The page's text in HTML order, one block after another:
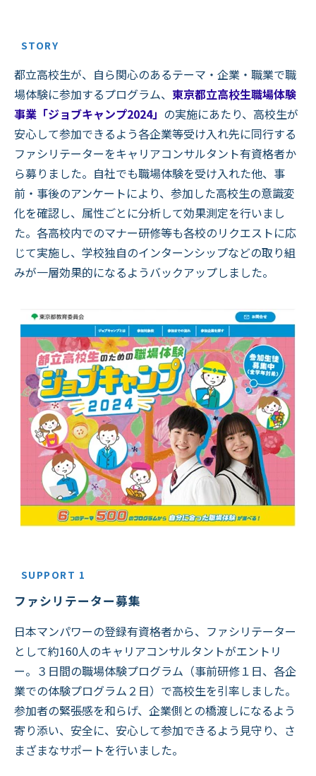
STORY
都立高校生が、自ら関心のあるテーマ・企業・職業で職
場体験に参加するプログラム、 東京都立高校生職場体験
事業「ジョブキャンプ2024」 の実施にあたり、高校生が
安心して参加できるよう各企業等受け入れ先に同行する
ファシリテーターをキャリアコンサルタント有資格者か
ら募りました。自社でも職場体験を受け入れた他、事
前・事後のアンケートにより、参加した高校生の意識変
化を確認し、属性ごとに分析して効果測定を行いまし
た。各高校内でのマナー研修等も各校のリクエストに応
じて実施し、学校独自のインターンシップなどの取り組
みが一層効果的になるようバックアップしました。
SUPPORT 1
ファシリテーター募集
日本マンパワーの登録有資格者から、ファシリテーター
として約160人のキャリアコンサルタントがエントリ
ー。３日間の職場体験プログラム（事前研修１日、各企
業での体験プログラム２日）で高校生を引率しました。
参加者の緊張感を和らげ、企業側との橋渡しになるよう
寄り添い、安全に、安心して参加できるよう見守り、さ
まざまなサポートを行いました。